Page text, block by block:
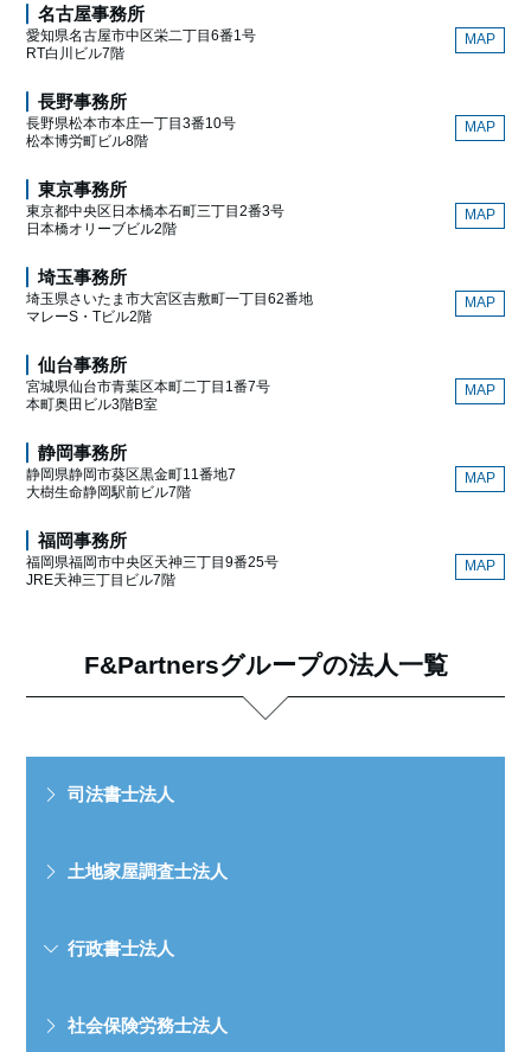
名古屋事務所
愛知県名古屋市中区栄二丁目6番1号
RT白川ビル7階
MAP
長野事務所
長野県松本市本庄一丁目3番10号
松本博労町ビル8階
MAP
東京事務所
東京都中央区日本橋本石町三丁目2番3号
日本橋オリーブビル2階
MAP
埼玉事務所
埼玉県さいたま市大宮区吉敷町一丁目62番地
マレーS・Tビル2階
MAP
仙台事務所
宮城県仙台市青葉区本町二丁目1番7号
本町奥田ビル3階B室
MAP
静岡事務所
静岡県静岡市葵区黒金町11番地7
大樹生命静岡駅前ビル7階
MAP
福岡事務所
福岡県福岡市中央区天神三丁目9番25号
JRE天神三丁目ビル7階
MAP
F&Partnersグループの法人一覧
司法書士法人
土地家屋調査士法人
行政書士法人
社会保険労務士法人